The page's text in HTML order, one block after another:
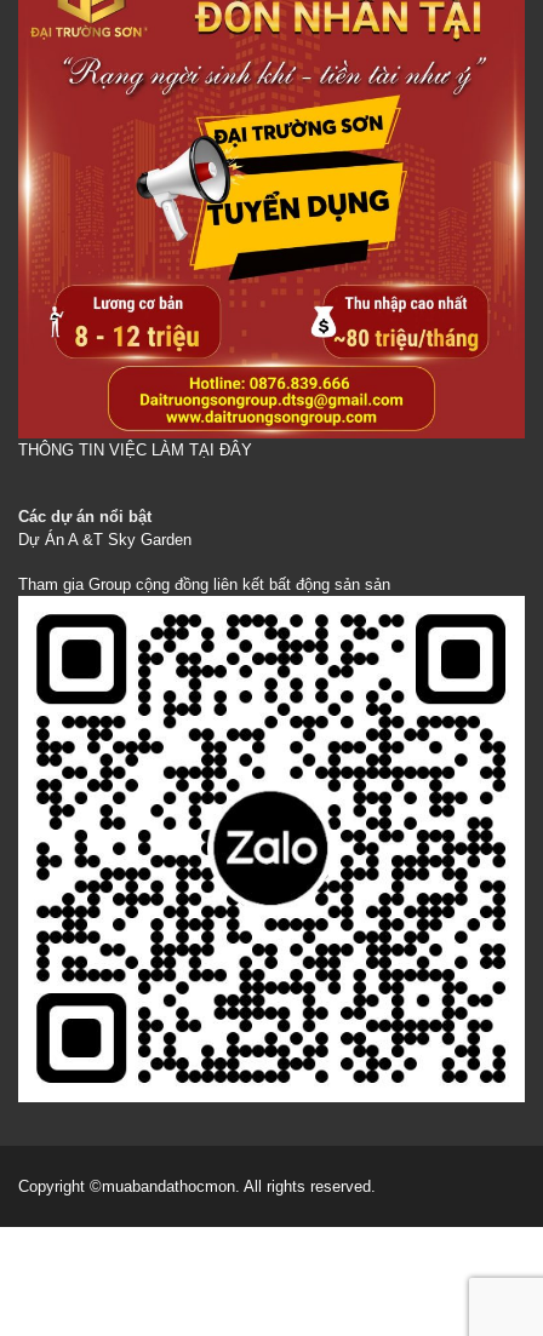
THÔNG TIN VIỆC LÀM TẠI ĐÂY
Các dự án nổi bật
Dự Án A &T Sky Garden
Tham gia Group cộng đồng liên kết bất động sản sản
Copyright ©muabandathocmon. All rights reserved.